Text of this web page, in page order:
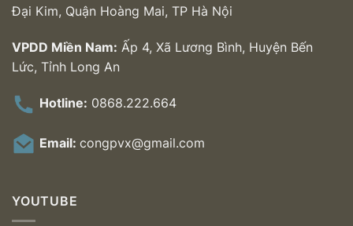
Đại Kim, Quận Hoàng Mai, TP Hà Nội
VPDD Miền Nam: Ấp 4, Xã Lương Bình, Huyện Bến
Lức, Tỉnh Long An
Hotline: 0868.222.664
Email: congpvx@gmail.com
YOUTUBE